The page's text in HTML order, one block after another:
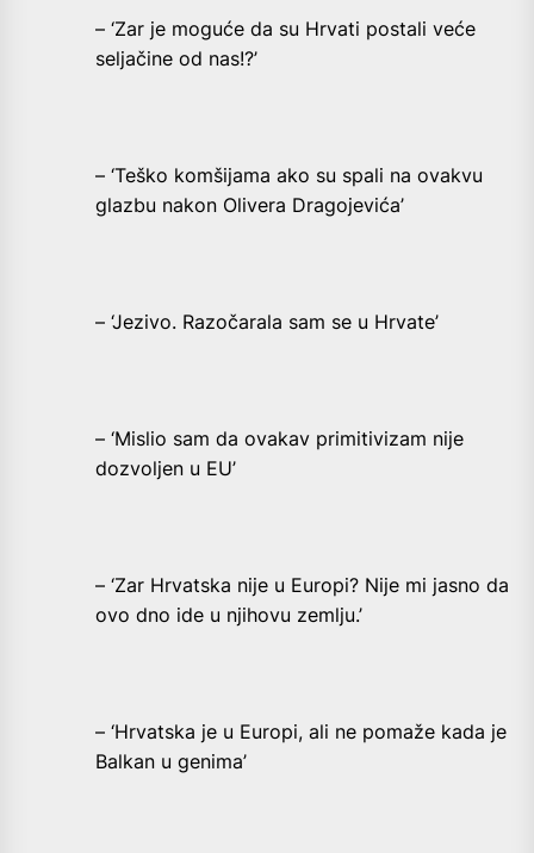
– ‘Zar je moguće da su Hrvati postali veće
seljačine od nas!?’
– ‘Teško komšijama ako su spali na ovakvu
glazbu nakon Olivera Dragojevića’
– ‘Jezivo. Razočarala sam se u Hrvate’
– ‘Mislio sam da ovakav primitivizam nije
dozvoljen u EU’
– ‘Zar Hrvatska nije u Europi? Nije mi jasno da
ovo dno ide u njihovu zemlju.’
– ‘Hrvatska je u Europi, ali ne pomaže kada je
Balkan u genima’